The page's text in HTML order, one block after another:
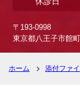
〒193-0998
東京都八王子市館
ホーム 添付ファ